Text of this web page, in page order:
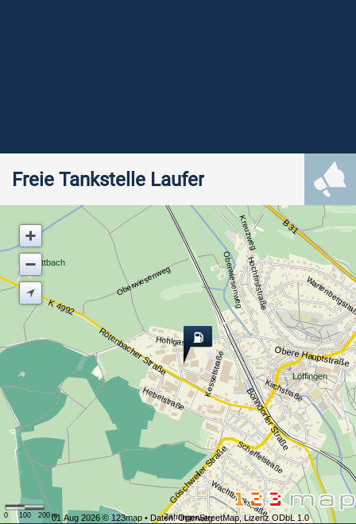
Freie Tankstelle Laufer
Löffingen
Stettbach
B 31
Obere Hauptstraße
Bonndorfer Straße
Göschweiler Straße
Rötenbacher Straße
K 4992
Kirchstraße
Hochfirststraße
Kesselstraße
Oberwiesenweg
Wachtbuckstraße
Zähringerweg
Scheffelstraße
Hebelstraße
Hohlgasse
Kreuzweg
Oberwiesenweg
0 100 200 m
01 Aug 2026 © 123map • Daten:OpenStreetMap,Lizenz ODbL 1.0